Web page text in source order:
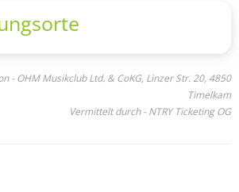
- OHM Musikclub Ltd. & CoKG, Linzer Str. 20, 4850
Timelkam
Vermittelt durch - NTRY Ticketing OG